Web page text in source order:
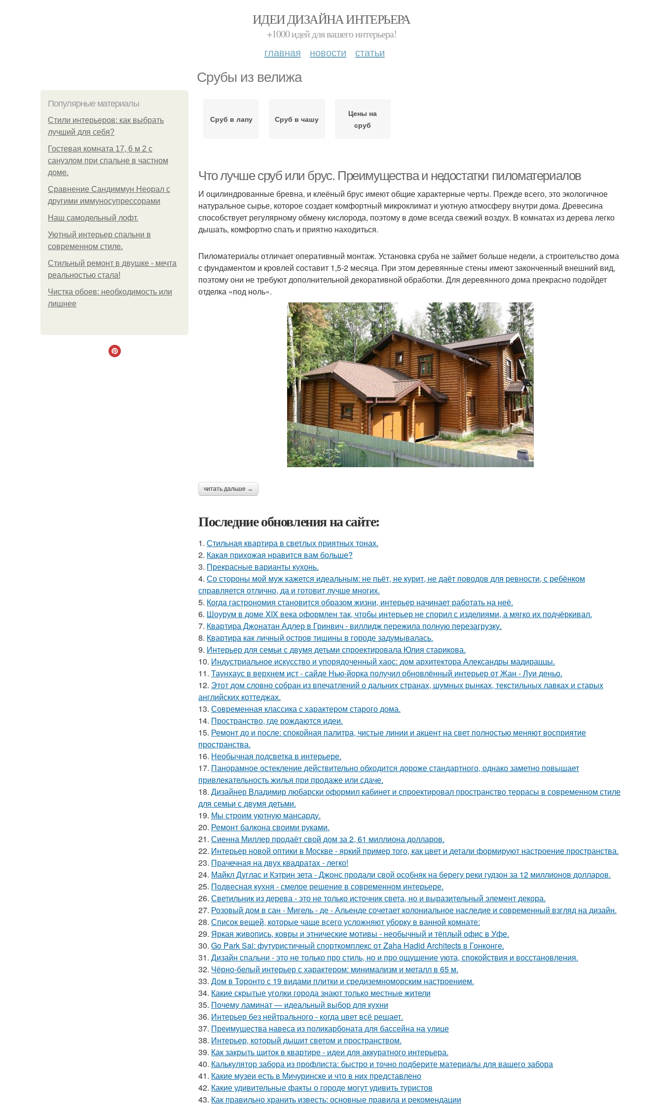
ИДЕИ ДИЗАЙНА ИНТЕРЬЕРА
+1000 идей для вашего интерьера!
главная новости статьи
Срубы из велижа
Популярные материалы
Стили интерьеров: как выбрать
лучший для себя?
Гостевая комната 17, 6 м 2 с
санузлом при спальне в частном
доме.
Сравнение Сандиммун Неорал с
другими иммуносупрессорами
Наш самодельный лофт.
Уютный интерьер спальни в
современном стиле.
Стильный ремонт в двушке - мечта
реальностью стала!
Чистка обоев: необходимость или
лишнее
Сруб в лапу Сруб в чашу
Цены на
сруб
Что лучше сруб или брус. Преимущества и недостатки пиломатериалов
И оцилиндрованные бревна, и клеёный брус имеют общие характерные черты. Прежде всего, это экологичное
натуральное сырье, которое создает комфортный микроклимат и уютную атмосферу внутри дома. Древесина
способствует регулярному обмену кислорода, поэтому в доме всегда свежий воздух. В комнатах из дерева легко
дышать, комфортно спать и приятно находиться.
Пиломатериалы отличает оперативный монтаж. Установка сруба не займет больше недели, а строительство дома
с фундаментом и кровлей составит 1,5-2 месяца. При этом деревянные стены имеют законченный внешний вид,
поэтому они не требуют дополнительной декоративной обработки. Для деревянного дома прекрасно подойдет
отделка «под ноль».
читать дальше →
Последние обновления на сайте:
1. Стильная квартира в светлых приятных тонах.
2. Какая прихожая нравится вам больше?
3. Прекрасные варианты кухонь.
4. Со стороны мой муж кажется идеальным: не пьёт, не курит, не даёт поводов для ревности, с ребёнком
справляется отлично, да и готовит лучше многих.
5. Когда гастрономия становится образом жизни, интерьер начинает работать на неё.
6. Шоурум в доме XIX века оформлен так, чтобы интерьер не спорил с изделиями, а мягко их подчёркивал.
7. Квартира Джонатан Адлер в Гринвич - виллидж пережила полную перезагрузку.
8. Квартира как личный остров тишины в городе задумывалась.
9. Интерьер для семьи с двумя детьми спроектировала Юлия старикова.
10. Индустриальное искусство и упорядоченный хаос: дом архитектора Александры мадираццы.
11. Таунхаус в верхнем ист - сайде Нью-йорка получил обновлённый интерьер от Жан - Луи деньо.
12. Этот дом словно собран из впечатлений о дальних странах, шумных рынках, текстильных лавках и старых
английских коттеджах.
13. Современная классика с характером старого дома.
14. Пространство, где рождаются идеи.
15. Ремонт до и после: спокойная палитра, чистые линии и акцент на свет полностью меняют восприятие
пространства.
16. Необычная подсветка в интерьере.
17. Панорамное остекление действительно обходится дороже стандартного, однако заметно повышает
привлекательность жилья при продаже или сдаче.
18. Дизайнер Владимир любарски оформил кабинет и спроектировал пространство террасы в современном стиле
для семьи с двумя детьми.
19. Мы строим уютную мансарду.
20. Ремонт балкона своими руками.
21. Сиенна Миллер продаёт свой дом за 2, 61 миллиона долларов.
22. Интерьер новой оптики в Москве - яркий пример того, как цвет и детали формируют настроение пространства.
23. Прачечная на двух квадратах - легко!
24. Майкл Дуглас и Кэтрин зета - Джонс продали свой особняк на берегу реки гудзон за 12 миллионов долларов.
25. Подвесная кухня - смелое решение в современном интерьере.
26. Светильник из дерева - это не только источник света, но и выразительный элемент декора.
27. Розовый дом в сан - Мигель - де - Альенде сочетает колониальное наследие и современный взгляд на дизайн.
28. Список вещей, которые чаще всего усложняют уборку в ванной комнате:
29. Яркая живопись, ковры и этнические мотивы - необычный и тёплый офис в Уфе.
30. Go Park Sai: футуристичный спорткомплекс от Zaha Hadid Architects в Гонконге.
31. Дизайн спальни - это не только про стиль, но и про ощущение уюта, спокойствия и восстановления.
32. Чёрно-белый интерьер с характером: минимализм и металл в 65 м.
33. Дом в Торонто с 19 видами плитки и средиземноморским настроением.
34. Какие скрытые уголки города знают только местные жители
35. Почему ламинат — идеальный выбор для кухни
36. Интерьер без нейтрального - когда цвет всё решает.
37. Преимущества навеса из поликарбоната для бассейна на улице
38. Интерьер, который дышит светом и пространством.
39. Как закрыть щиток в квартире - идеи для аккуратного интерьера.
40. Калькулятор забора из профлиста: быстро и точно подберите материалы для вашего забора
41. Какие музеи есть в Мичуринске и что в них представлено
42. Какие удивительные факты о городе могут удивить туристов
43. Как правильно хранить известь: основные правила и рекомендации